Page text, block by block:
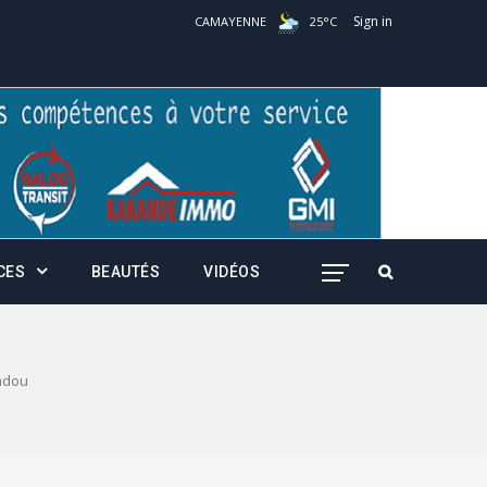
CAMAYENNE 25°C Sign in
BEAUTÉS VIDÉOS